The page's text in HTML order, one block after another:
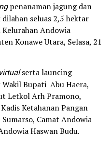
penanaman jagung dan
seluas 2,5 hektar
Andowia
Konawe Utara, Selasa, 21
serta launcing
Bupati Abu Haera,
Letkol Arh Pramono,
Ketahanan Pangan
Camat Andowia
Haswan Budu.